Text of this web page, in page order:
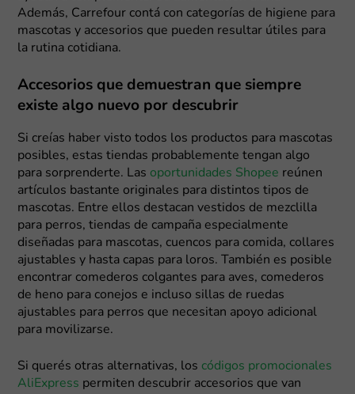
Además, Carrefour contá con categorías de higiene para
mascotas y accesorios que pueden resultar útiles para
la rutina cotidiana.
Accesorios que demuestran que siempre
existe algo nuevo por descubrir
Si creías haber visto todos los productos para mascotas
posibles, estas tiendas probablemente tengan algo
para sorprenderte. Las oportunidades Shopee reúnen
artículos bastante originales para distintos tipos de
mascotas. Entre ellos destacan vestidos de mezclilla
para perros, tiendas de campaña especialmente
diseñadas para mascotas, cuencos para comida, collares
ajustables y hasta capas para loros. También es posible
encontrar comederos colgantes para aves, comederos
de heno para conejos e incluso sillas de ruedas
ajustables para perros que necesitan apoyo adicional
para movilizarse.
Si querés otras alternativas, los códigos promocionales
AliExpress permiten descubrir accesorios que van